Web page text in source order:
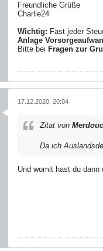
Freundliche Grüße
Charlie24
Wichtig: Fast jeder
Anlage
Bitte bei Fragen zur
17.12.2020, 20:04
Zitat von
Da ich
Und womit hast du